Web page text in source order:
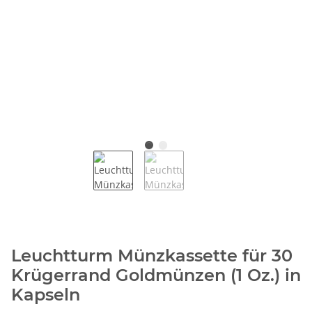
Leuchtturm Münzkassette für 30
Krügerrand Goldmünzen (1 Oz.) in
Kapseln